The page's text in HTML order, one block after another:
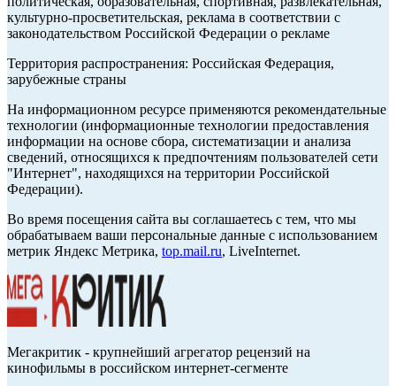
культурно-просветительская, реклама в соответствии с
законодательством Российской Федерации о рекламе
Территория распространения: Российская Федерация,
зарубежные страны
На информационном ресурсе применяются рекомендательные
технологии (информационные технологии предоставления
информации на основе сбора, систематизации и анализа
сведений, относящихся к предпочтениям пользователей сети
"Интернет", находящихся на территории Российской
Федерации).
Во время посещения сайта вы соглашаетесь с тем, что мы
обрабатываем ваши персональные данные с использованием
метрик Яндекс Метрика, top.mail.ru, LiveInternet.
Мегакритик - крупнейший агрегатор рецензий на
кинофильмы в российском интернет-сегменте